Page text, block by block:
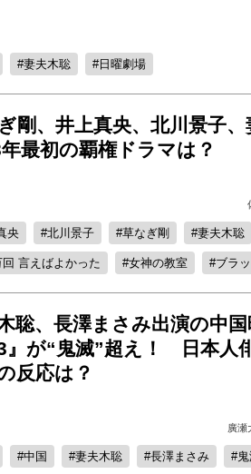
妻夫木聡 日曜劇場
剛、井上真央、北川景子
最初の覇権ドラマは？
央 北川景子 草なぎ剛 妻夫木聡
回 言えばよかった 女神の教室 ブラ
聡、長澤まさみ出演の中
』が“鬼滅”超え！ 日本人
反応は？
廣瀬
中国 妻夫木聡 長澤まさみ 鬼